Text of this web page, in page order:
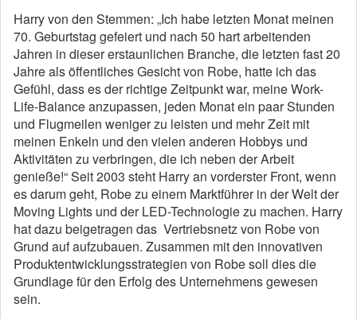
Harry von den Stemmen: „Ich habe letzten Monat meinen
70. Geburtstag gefeiert und nach 50 hart arbeitenden
Jahren in dieser erstaunlichen Branche, die letzten fast 20
Jahre als öffentliches Gesicht von Robe, hatte ich das
Gefühl, dass es der richtige Zeitpunkt war, meine Work-
Life-Balance anzupassen, jeden Monat ein paar Stunden
und Flugmeilen weniger zu leisten und mehr Zeit mit
meinen Enkeln und den vielen anderen Hobbys und
Aktivitäten zu verbringen, die ich neben der Arbeit
genieße!“ Seit 2003 steht Harry an vorderster Front, wenn
es darum geht, Robe zu einem Marktführer in der Welt der
Moving Lights und der LED-Technologie zu machen. Harry
hat dazu beigetragen das Vertriebsnetz von Robe von
Grund auf aufzubauen. Zusammen mit den innovativen
Produktentwicklungsstrategien von Robe soll dies die
Grundlage für den Erfolg des Unternehmens gewesen
sein.